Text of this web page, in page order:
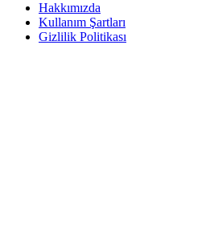
Hakkımızda
Kullanım Şartları
Gizlilik Politikası